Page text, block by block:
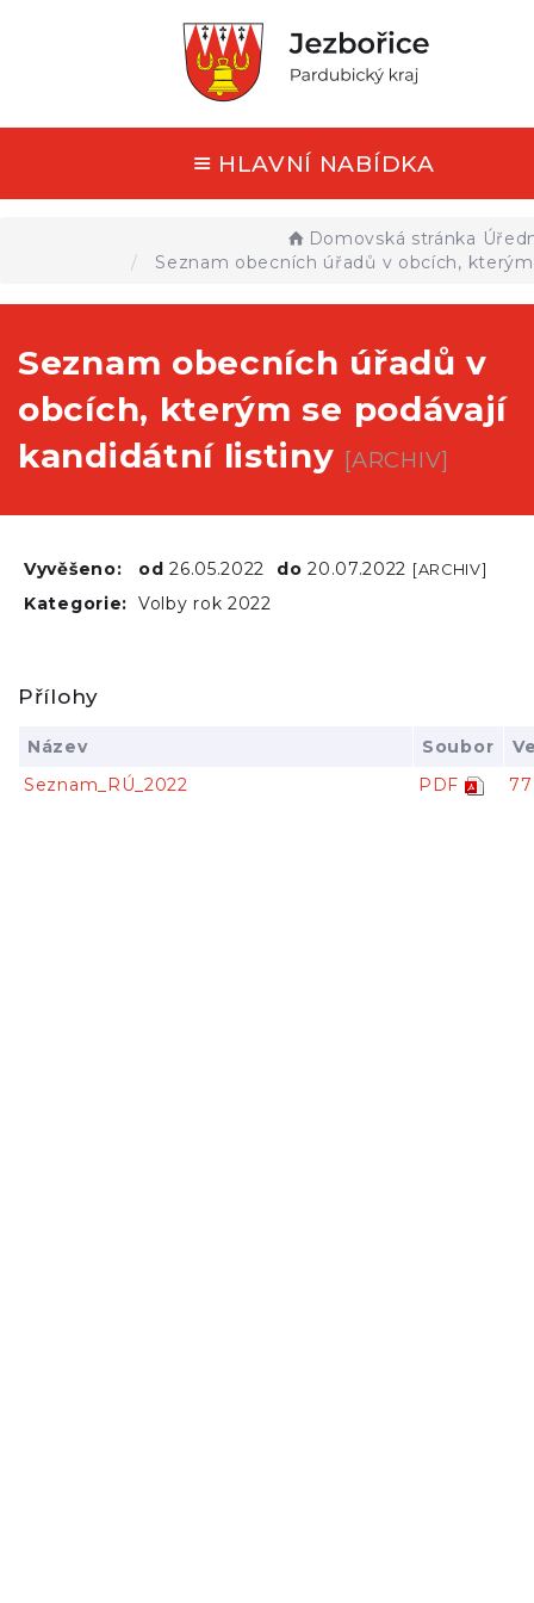
HLAVNÍ NABÍDKA
Domovská stránka
Seznam obecních úřadů v obcích,
Seznam obecních úřadů v
obcích, kterým se podávají
kandidátní listiny [ARCHIV]
Vyvěšeno: od26.05.2022 do20.07.2022 [ARCHIV]
Kategorie: Volby rok 2022
Přílohy
Název Soubor
Seznam_RÚ_2022
PDF